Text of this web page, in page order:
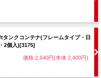
タンクコンテナ(フレームタイプ・日
2個入)[3175]
価格:2,640円(本体 2,400円)